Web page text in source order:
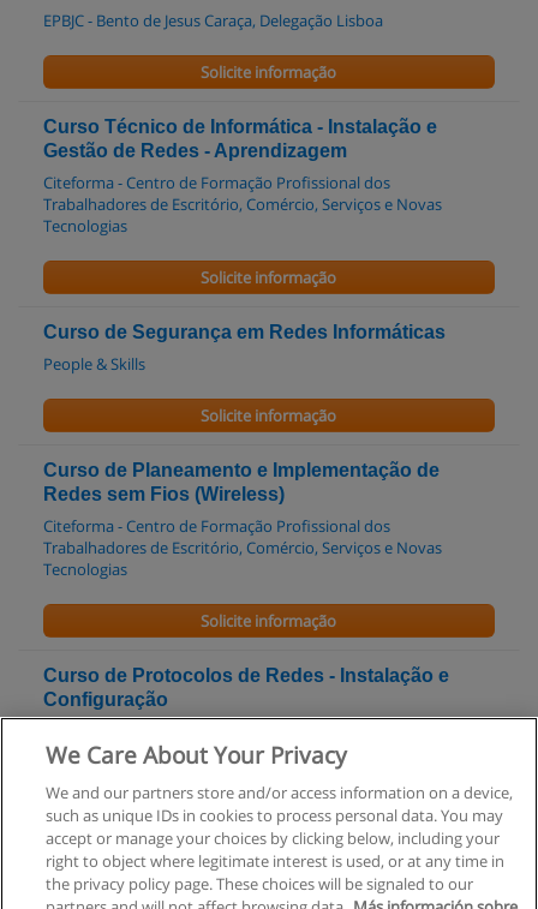
EPBJC - Bento de Jesus Caraça, Delegação Lisboa
Solicite informação
Curso Técnico de Informática - Instalação e
Gestão de Redes - Aprendizagem
Citeforma - Centro de Formação Profissional dos
Trabalhadores de Escritório, Comércio, Serviços e Novas
Tecnologias
Solicite informação
Curso de Segurança em Redes Informáticas
People & Skills
Solicite informação
Curso de Planeamento e Implementação de
Redes sem Fios (Wireless)
Citeforma - Centro de Formação Profissional dos
Trabalhadores de Escritório, Comércio, Serviços e Novas
Tecnologias
Solicite informação
Curso de Protocolos de Redes - Instalação e
Configuração
Trabalhadores de Escritório, Comércio, Serviços e Novas
Solicite informação
We Care About Your Privacy
We and our partners store and/or access information on a device,
such as unique IDs in cookies to process personal data. You may
accept or manage your choices by clicking below, including your
right to object where legitimate interest is used, or at any time in
the privacy policy page. These choices will be signaled to our